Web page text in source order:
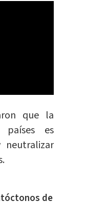
que la
es
de